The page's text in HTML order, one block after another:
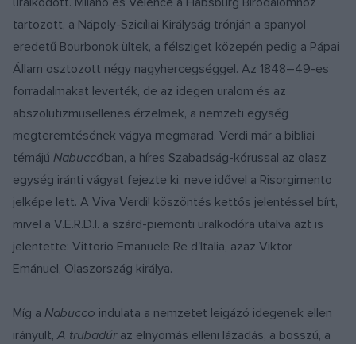
tartozott, a Nápoly-Szicíliai Királyság trónján a spanyol
eredetű Bourbonok ültek, a félsziget közepén pedig a Pápai
Állam osztozott négy nagyhercegséggel. Az 1848–49-es
forradalmakat leverték, de az idegen uralom és az
abszolutizmusellenes érzelmek, a nemzeti egység
megteremtésének vágya megmarad. Verdi már a bibliai
témájú Nabuccóban, a híres Szabadság-kórussal az olasz
egység iránti vágyat fejezte ki, neve idővel a Risorgimento
jelképe lett. A Viva Verdi! köszöntés kettős jelentéssel bírt,
mivel a V.E.R.D.I. a szárd-piemonti uralkodóra utalva azt is
jelentette: Vittorio Emanuele Re d'Italia, azaz Viktor
Emánuel, Olaszország királya.
Míg a Nabucco indulata a nemzetet leigázó idegenek ellen
irányult,A trubadúr az elnyomás elleni lázadás, a bosszú, a